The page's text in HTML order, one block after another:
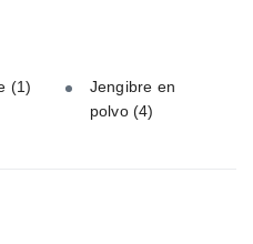
(1)
Jengibre en
polvo(4)